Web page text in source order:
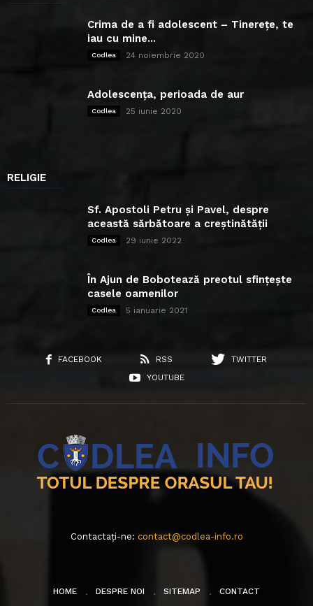
Crima de a fi adolescent – Tinerețe, te
iau cu mine...
Codlea 24 noiembrie 2020
Adolescența, perioada de aur
Codlea 25 iunie 2020
RELIGIE
Sf. Apostoli Petru și Pavel, despre
această sărbătoare a creștinătății
Codlea 29 iunie 2022
În Ajun de Bobotează preotul sfințește
casele oamenilor
Codlea 5 ianuarie 2021
FACEBOOK RSS
TWITTER
YOUTUBE
Contactați-ne: contact@codlea-info.ro
HOME DESPRE NOI SITEMAP CONTACT